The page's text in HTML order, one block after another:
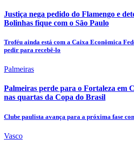
Justiça nega pedido do Flamengo e
Bolinhas fique com o São Paulo
Troféu ainda está com a Caixa Econômica
pedir para recebê-lo
Palmeiras
Palmeiras perde para o Fortaleza em
nas quartas da Copa do Brasil
Clube paulista avança para a próxima fase
Vasco